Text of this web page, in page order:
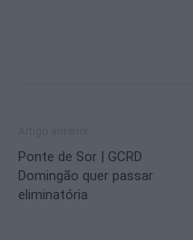
Ponte de Sor | GCRD
Domingão quer passar
eliminatória